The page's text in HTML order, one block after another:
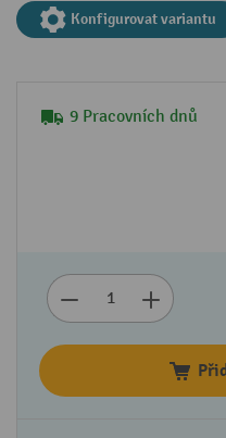
Konfigurovat variantu
9 Pracovních dnů